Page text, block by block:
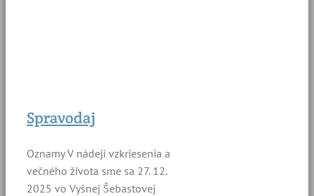
Spravodaj
Oznamy V nádeji vzkriesenia a
večného života sme sa 27. 12.
2025 vo Vyšnej Šebastovej